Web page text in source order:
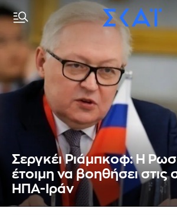
Σεργκέι Ριάμπκοφ: Η
έτοιμη να βοηθήσει στις
ΗΠΑ-Ιράν